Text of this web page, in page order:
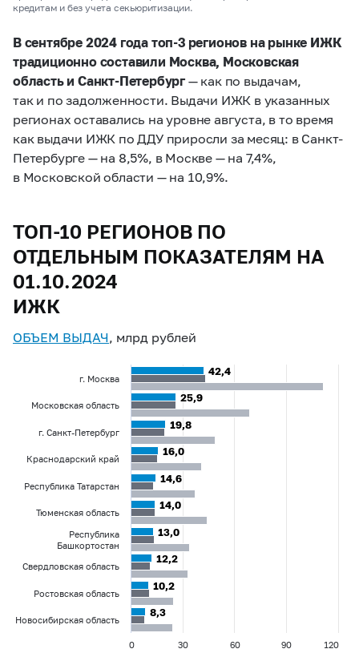
кредитам и без учета секьюритизации.
В сентябре 2024 года топ-3 регионов на рынке ИЖК
традиционно составили Москва, Московская
область и Санкт-Петербург— как по выдачам,
так и по задолженности. Выдачи ИЖК в указанных
регионах оставались на уровне августа, в то время
как выдачи ИЖК по ДДУ приросли за месяц: в Санкт-
Петербурге — на 8,5%, в Москве — на 7,4%,
в Московской области — на 10,9%.
ТОП-10 РЕГИОНОВ ПО
ОТДЕЛЬНЫМ ПОКАЗАТЕЛЯМ НА
01.10.2024
ИЖК
ОБЪЕМ ВЫДАЧ, млрд рублей
42,4
42,4
25,9
25,9
19,8
19,8
16,0
16,0
14,6
14,6
14,0
14,0
13,0
13,0
12,2
12,2
10,2
10,2
8,3
8,3
г. Москва
Московская область
г. Санкт-Петербург
Краснодарский край
Республика Татарстан
Тюменская область
Республика
Башкортостан
Свердловская область
Ростовская область
Новосибирская область
0 30 60 90 120